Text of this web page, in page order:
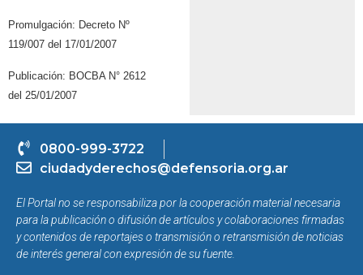
Promulgación: Decreto Nº
119/007 del 17/01/2007
Publicación: BOCBA N° 2612
del 25/01/2007
0800-999-3722
ciudadyderechos@defensoria.org.ar
El Portal no se responsabiliza por la cooperación material necesaria
para la publicación o difusión de artículos y colaboraciones firmadas
y contenidos de reportajes o transmisión o retransmisión de noticias
de interés general con expresión de su fuente.